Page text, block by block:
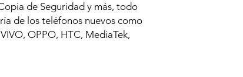
de Seguridad y más, todo
de los teléfonos nuevos como
OPPO, HTC, MediaTek,